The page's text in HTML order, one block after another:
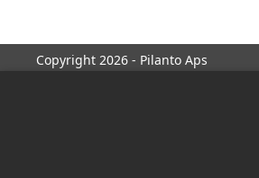
Copyright 2026 - Pilanto Aps